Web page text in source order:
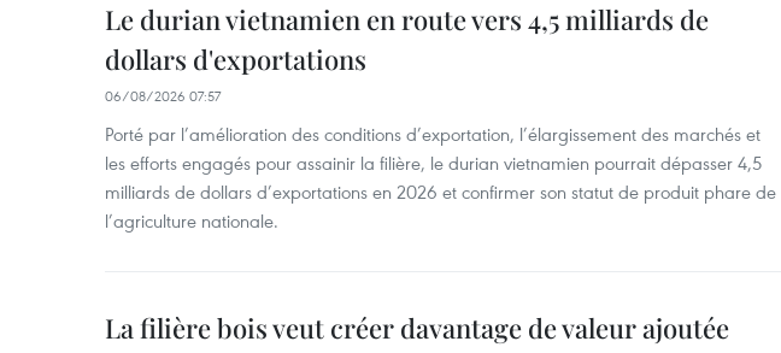
Le durian vietnamien en route vers 4,5 milliards de
dollars d'exportations
06/08/2026 07:57
Porté par l’amélioration des conditions d’exportation, l’élargissement des marchés et
les efforts engagés pour assainir la filière, le durian vietnamien pourrait dépasser 4,5
milliards de dollars d’exportations en 2026 et confirmer son statut de produit phare de
l’agriculture nationale.
La filière bois veut créer davantage de valeur ajoutée